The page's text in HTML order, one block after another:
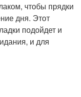
чтобы прядки
дня. Этот
подойдет и
и для